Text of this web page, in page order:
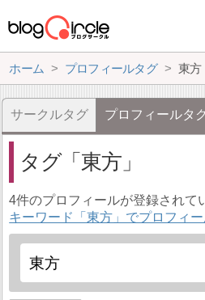
ホーム プロフィールタグ 東方
サークルタグ プロフィールタ
タグ 東方
4件のプロフィールが登録されて
キーワード「東方」でプロフィ